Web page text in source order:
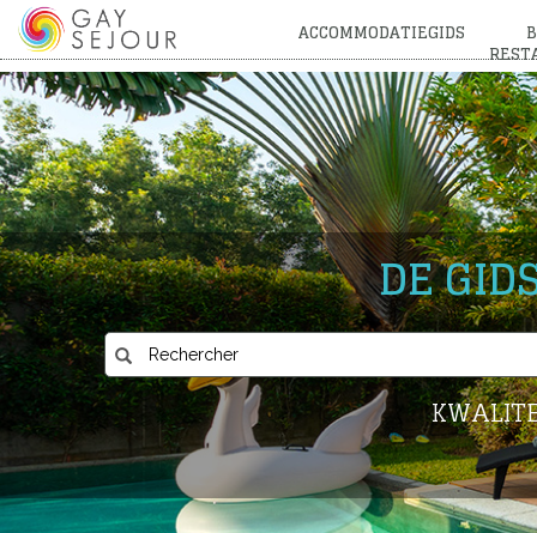
ACCOMMODATIEGIDS
DE